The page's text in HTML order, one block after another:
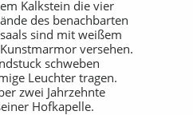
Kalkstein die vier
des benachbarten
sind mit weißem
versehen.
schweben
Leuchter tragen.
zwei Jahrzehnte
Hofkapelle.